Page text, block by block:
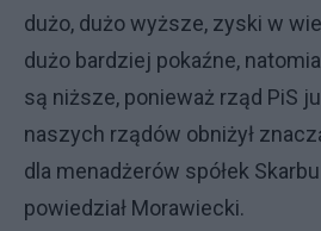
dużo, dużo wyższe, zyski w
dużo bardziej pokaźne,
są niższe, ponieważ rząd PiS
naszych rządów obniżył
dla menadżerów spółek
powiedział Morawiecki.